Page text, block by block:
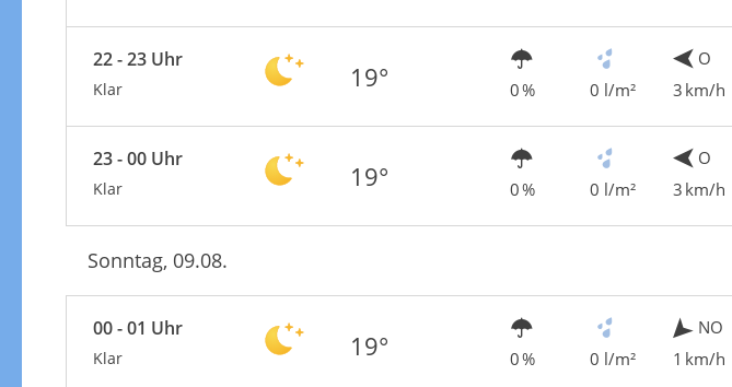
22 - 23 Uhr
Klar 19° 0 % 0 l/m²
O
3 km/h
23 - 00 Uhr
Klar 19° 0 % 0 l/m²
O
3 km/h
Sonntag, 09.08.
00 - 01 Uhr
Klar 19° 0 % 0 l/m²
NO
1 km/h